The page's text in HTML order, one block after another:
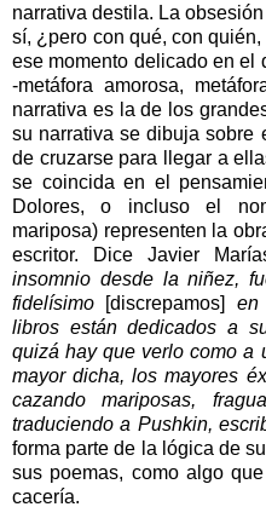
narrativa destila. La
sí, ¿pero con qué, con
ese momento delicado en el
-metáfora amorosa,
narrativa es la de los
su narrativa se dibuja sobre
de cruzarse para llegar a
se coincida en el
Dolores, o incluso el
mariposa) representen la
escritor. Dice Javier
insomnio desde la niñez,
fidelísimo [discrepamos] en
libros están dedicados a
quizá hay que verlo como a
mayor dicha, los mayores
cazando mariposas,
traduciendo a Pushkin,
forma parte de la lógica de
sus poemas, como algo
cacería.